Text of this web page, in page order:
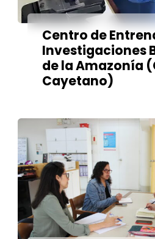
Centro de
Investigaciones
de la Amazonía
Cayetano)